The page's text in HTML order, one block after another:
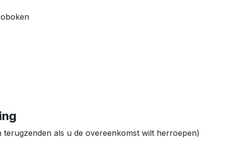
als u de overeenkomst wilt herroepen)